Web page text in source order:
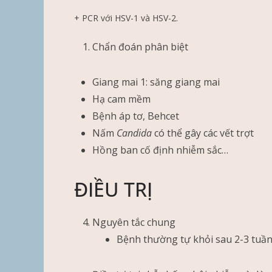
+ PCR với HSV-1 và HSV-2.
Chẩn đoán phân biệt
Giang mai 1: săng giang mai
Hạ cam mềm
Bệnh áp tơ, Behcet
Nấm Candidacó thể gây các vết trợt
Hồng ban cố định nhiễm sắc…
ĐIỀU TRỊ
Nguyên tắc chung
Bệnh thường tự khỏi sau 2-3